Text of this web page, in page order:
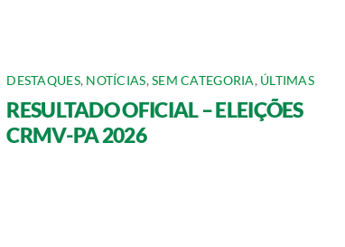
DESTAQUES, NOTÍCIAS,SEM CATEGORIA, ÚLTIMAS
RESULTADO OFICIAL – ELEIÇÕES
CRMV-PA 2026